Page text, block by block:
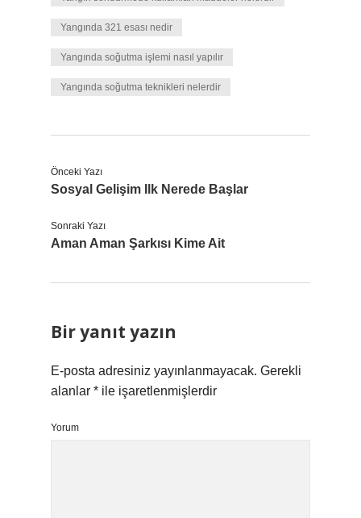
Yangında 321 esası nedir
Yangında soğutma işlemi nasıl yapılır
Yangında soğutma teknikleri nelerdir
Önceki Yazı
Sosyal Gelişim Ilk Nerede Başlar
Sonraki Yazı
Aman Aman Şarkısı Kime Ait
Bir yanıt yazın
E-posta adresiniz yayınlanmayacak. Gerekli
alanlar * ile işaretlenmişlerdir
Yorum